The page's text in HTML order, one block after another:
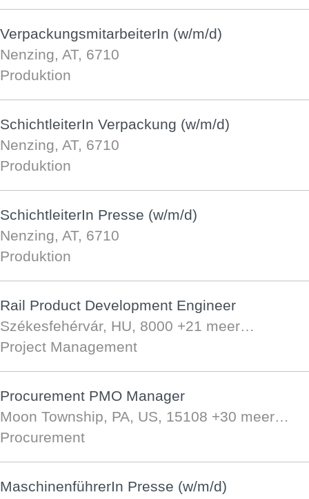
VerpackungsmitarbeiterIn (w/m/d)
Nenzing, AT, 6710
Produktion
SchichtleiterIn Verpackung (w/m/d)
Nenzing, AT, 6710
Produktion
SchichtleiterIn Presse (w/m/d)
Nenzing, AT, 6710
Produktion
Rail Product Development Engineer
Székesfehérvár, HU, 8000 +21 meer…
Project Management
Procurement PMO Manager
Moon Township, PA, US, 15108 +30 meer…
Procurement
MaschinenführerIn Presse (w/m/d)